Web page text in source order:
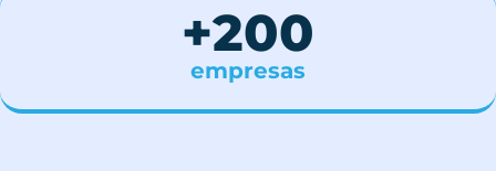
empresas
+200